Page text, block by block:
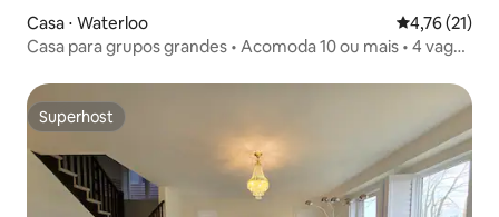
Casa ⋅ Waterloo 4,76 de uma
4,76 (21)
Casa para grupos grandes • Acomoda 10 ou mais • 4 vagas
Superhost
Superhost